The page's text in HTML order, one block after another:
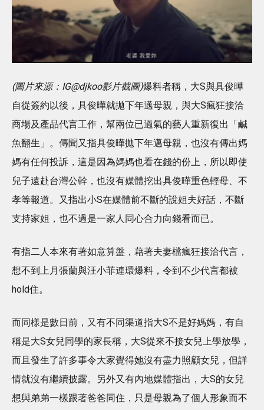
(圖片來源：IG@djkoo影片截圖)爆料者稱，大S與具俊曄
自從簽約以後，具俊曄就拋下年邁母親，與大S瘋狂接洽
商場及產品代言工作，幫兩位已過氣的藝人重新復出「鹹
魚翻生」。傳聞又指具俊曄拋下年邁母親，也沒有傳出媽
媽有任何投訴，這是因為媽媽也看在錢的份上，所以即使
兒子遠赴台灣公幹，也沒有媒體挖出具俊曄重色輕母、不
孝等報道。又指出小S在媒體前不斷的說姐夫好話，不斷
支持家姐，也不過是一家人同心合力向錢看而已。
有指二人本來有著如意算盤，藉著夫妻檔瘋狂接洽代言，
想不到上月張蘭與汪小菲連環爆料，令到不少代言都被
hold住。
而同樣是數日前，又有不同渠道指大S不是好媽媽，有自
稱是大S女兒同學的家長稱，大S從來不接女兒上學放學，
而且發生了許多事令大家覺得她沒有盡力照顧女兒，但詳
情就沒有繼續披露。另外又有內地媒體指出，大S的女兒
想與弟弟一樣跟著爸爸同住，只是母親為了個人形象而不